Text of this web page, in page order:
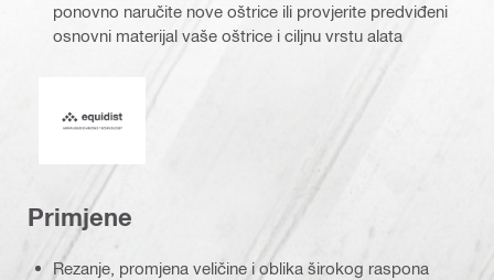
ponovno naručite nove oštrice ili provjerite predviđeni
osnovni materijal vaše oštrice i ciljnu vrstu alata
Primjene
Rezanje, promjena veličine i oblika širokog raspona